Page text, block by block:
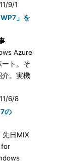
9/1
」を
Azure
ト。そ
介。実機
6/8
の
先日MIX
for